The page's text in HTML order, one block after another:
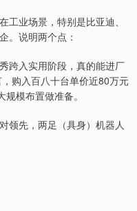
业场景，特别是比亚迪、
。说明两个点：
跨入实用阶段，真的能进厂
购入百八十台单价近80万元
模布置做准备。
领先，两足（具身）机器人